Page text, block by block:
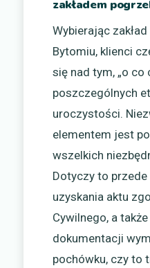
zakładem
Wybierając
Bytomiu, klienci
się nad tym, „o co
poszczególnych
uroczystości.
elementem jest
wszelkich
Dotyczy to
uzyskania aktu
Cywilnego, a
dokumentacji
pochówku, czy to